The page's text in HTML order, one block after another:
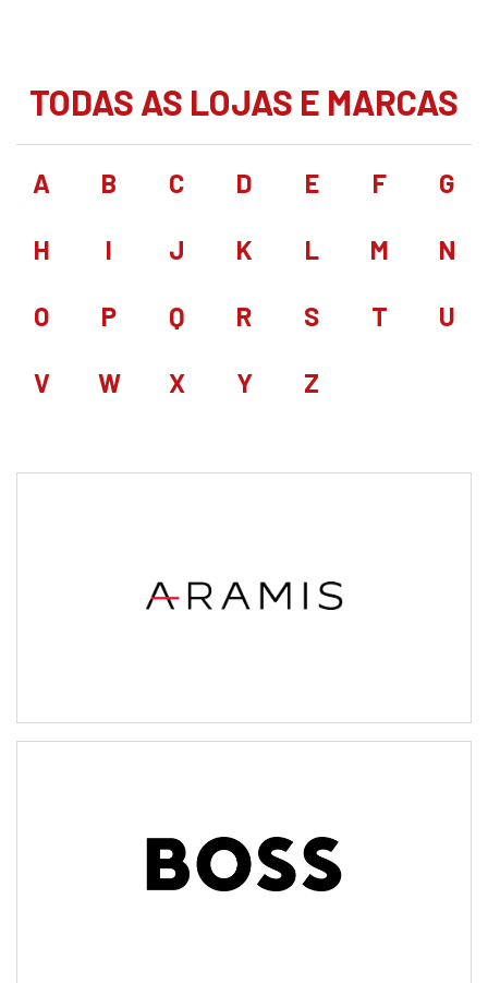
TODAS AS LOJAS E MARCAS
A B C D E F G
H I J K L M N
O P Q R S T U
V W X Y Z